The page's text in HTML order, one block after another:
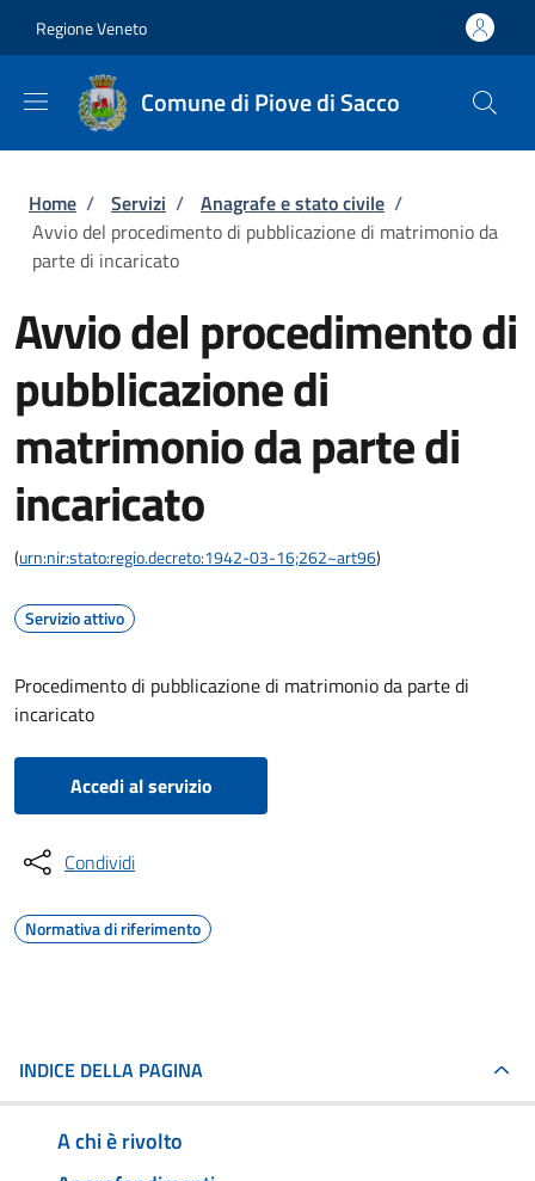
Regione Veneto
Comune di Piove di Sacco
Briciole di pane
Home / Servizi / Anagrafe e stato civile /
Avvio del procedimento di pubblicazione di matrimonio da
parte di incaricato
Avvio del procedimento di
pubblicazione di
matrimonio da parte di
incaricato
(urn:nir:stato:regio.decreto:1942-03-16;262~art96)
Servizio attivo
Procedimento di pubblicazione di matrimonio da parte di
incaricato
Accedi al servizio
Condividi
Normativa di riferimento
INDICE DELLA PAGINA
A chi è rivolto